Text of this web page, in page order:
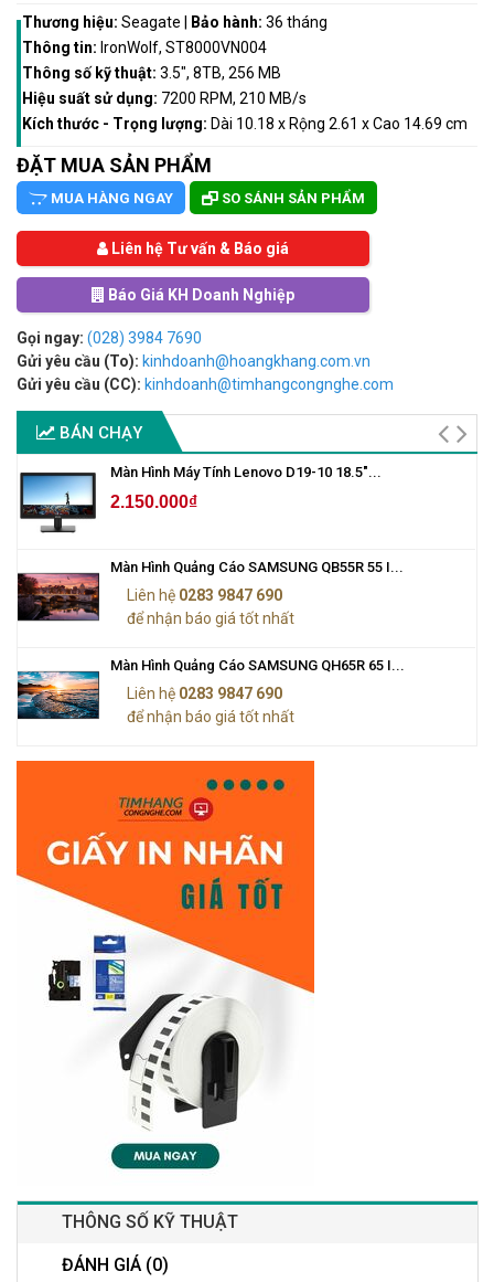
Thương hiệu: Seagate Bảo hành: 36 tháng
Thông tin: IronWolf, ST8000VN004
Thông số kỹ thuật: 3.5", 8TB, 256 MB
Hiệu suất sử dụng: 7200 RPM, 210 MB/s
Kích thước - Trọng lượng: Dài 10.18 x Rộng 2.61 x Cao 14.69 cm
ĐẶT MUA SẢN PHẨM
MUA HÀNG NGAY SO SÁNH SẢN PHẨM
Liên hệ Tư vấn & Báo giá
Báo Giá KH Doanh Nghiệp
Gọi ngay: (028) 3984 7690
Gửi yêu cầu (To): kinhdoanh@hoangkhang.com.vn
Gửi yêu cầu (CC): kinhdoanh@timhangcongnghe.com
BÁN CHẠY
Màn Hình Máy Tính Lenovo D19-10 18.5"...
2.150.000₫
Màn Hình Quảng Cáo SAMSUNG QB55R 55 I...
Liên hệ 0283 9847 690
để nhận báo giá tốt nhất
Màn Hình Quảng Cáo SAMSUNG QH65R 65 I...
Liên hệ 0283 9847 690
để nhận báo giá tốt nhất
THÔNG SỐ KỸ THUẬT
ĐÁNH GIÁ (0)